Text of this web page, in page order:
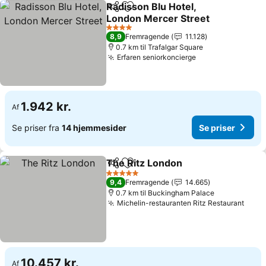
Del Føj til favoritter
Radisson Blu Hotel,
London Mercer Street
4 Stjerner
8,9 Fremragende
11.128
0.7 km til Trafalgar Square
Erfaren seniorkoncierge
Af 1.942 kr.
Se priser fra 14 hjemmesider Se priser
Del Føj til favoritter
The Ritz London
5 Stjerner
9,4 Fremragende
14.665
0.7 km til Buckingham Palace
Michelin-restauranten Ritz Restaurant
Af 10.457 kr.